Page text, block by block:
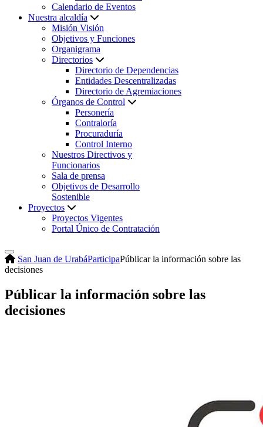
Calendario de Eventos
Nuestra alcaldía
Misión Visión
Objetivos y Funciones
Organigrama
Directorios
Directorio de Dependencias
Entidades Descentralizadas
Directorio de Agremiaciones
Órganos de Control
Personería
Contraloría
Procuraduría
Control Interno
Nuestros Directivos y
Funcionarios
Sala de prensa
Objetivos de Desarrollo
Sostenible
Proyectos
Proyectos Vigentes
Portal Único de Contratación
San Juan de UrabáParticipaPúblicar la información sobre las
decisiones
Públicar la información sobre las
decisiones